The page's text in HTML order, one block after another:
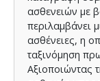
ασθενειών με
περιλαμβάνει
ασθένειες, η
ταξινόμηση
Αξιοποιώντας